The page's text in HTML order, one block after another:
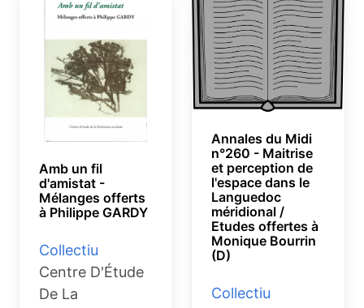
Amb un fil
d'amistat -
Mélanges offerts
à Philippe GARDY
Collectiu
Centre D'Étude
De La
Annales du Midi
n°260 - Maitrise
et perception de
l'espace dans le
Languedoc
méridional /
Etudes offertes à
Monique Bourrin
(D)
Collectiu